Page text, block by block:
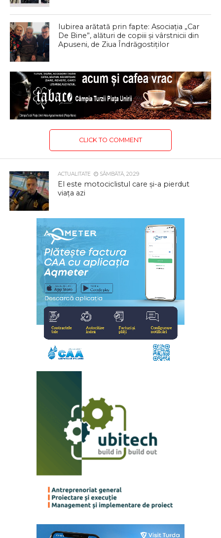
Iubirea arătată prin fapte: Asociația „Car
De Bine”, alături de copiii și vârstnicii din
Apuseni, de Ziua Îndrăgostiților
CLICK TO COMMENT
ACTUALITATE SÂMBĂTĂ, 20:29
El este motociclistul care și-a pierdut
viața azi